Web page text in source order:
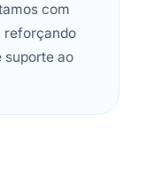
com
reforçando
suporte ao